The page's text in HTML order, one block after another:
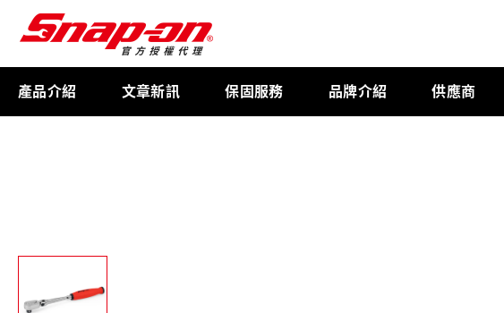
產品介紹 文章新訊 保固服務 品牌介紹 供應商